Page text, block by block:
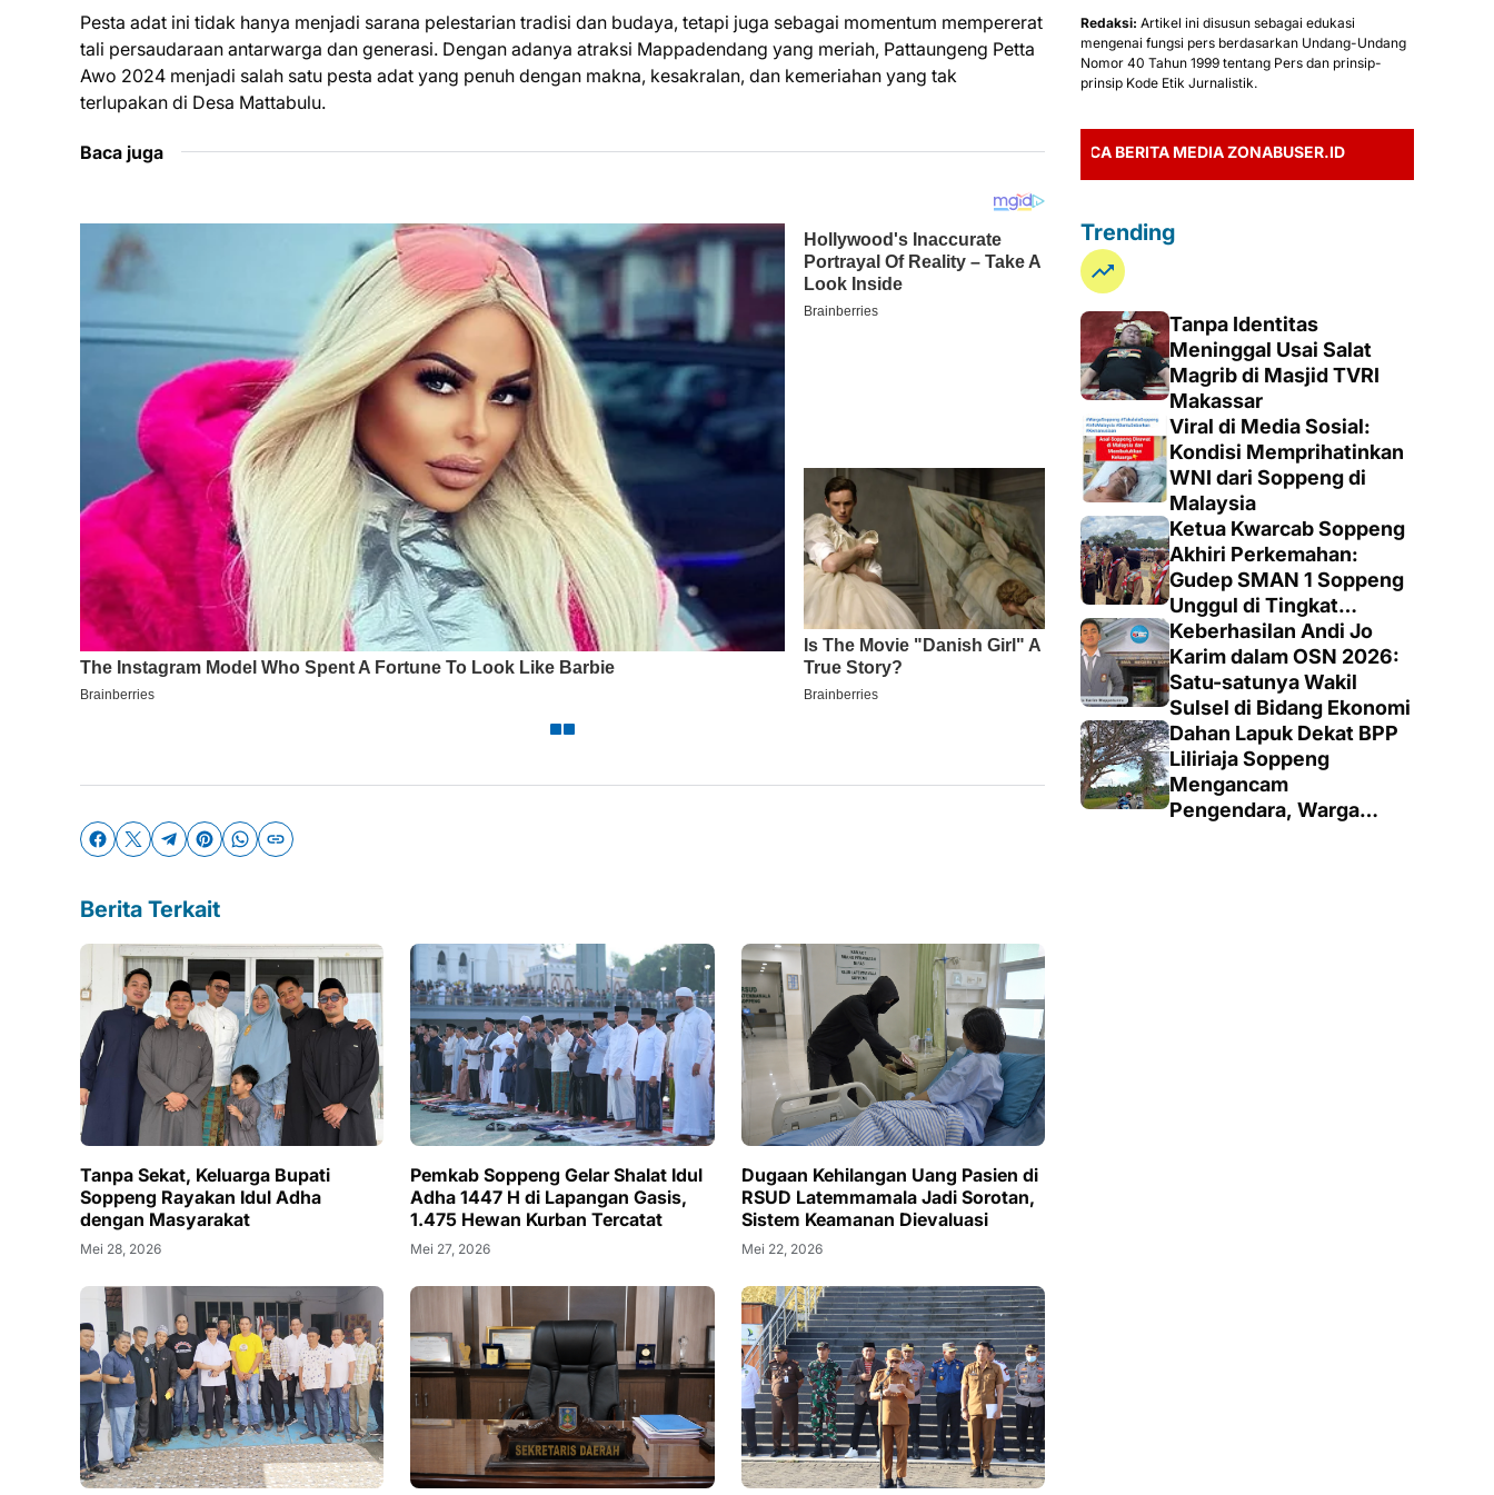
Pesta adat ini tidak hanya menjadi sarana pelestarian tradisi dan budaya, tetapi juga sebagai momentum mempererat
tali persaudaraan antarwarga dan generasi. Dengan adanya atraksi Mappadendang yang meriah, Pattaungeng Petta
Awo 2024 menjadi salah satu pesta adat yang penuh dengan makna, kesakralan, dan kemeriahan yang tak
terlupakan di Desa Mattabulu.
Baca juga
Berita Terkait
Tanpa Sekat, Keluarga Bupati
Soppeng Rayakan Idul Adha
dengan Masyarakat
Mei 28, 2026
Pemkab Soppeng Gelar Shalat Idul
Adha 1447 H di Lapangan Gasis,
1.475 Hewan Kurban Tercatat
Mei 27, 2026
Dugaan Kehilangan Uang Pasien di
RSUD Latemmamala Jadi Sorotan,
Sistem Keamanan Dievaluasi
Mei 22, 2026
Redaksi: Artikel ini disusun sebagai edukasi
mengenai fungsi pers berdasarkan Undang-Undang
Nomor 40 Tahun 1999 tentang Pers dan prinsip-
prinsip Kode Etik Jurnalistik.
TERIMA KASIH TELAH MEMBACA BERITA MEDIA ZONABUSER.ID
Trending
Tanpa Identitas
Meninggal Usai Salat
Magrib di Masjid TVRI
Makassar
Viral di Media Sosial:
Kondisi Memprihatinkan
WNI dari Soppeng di
Malaysia
Ketua Kwarcab Soppeng
Akhiri Perkemahan:
Gudep SMAN 1 Soppeng
Unggul di Tingkat
Penegak
Keberhasilan Andi Jo
Karim dalam OSN 2026:
Satu-satunya Wakil
Sulsel di Bidang Ekonomi
Dahan Lapuk Dekat BPP
Liliriaja Soppeng
Mengancam
Pengendara, Warga